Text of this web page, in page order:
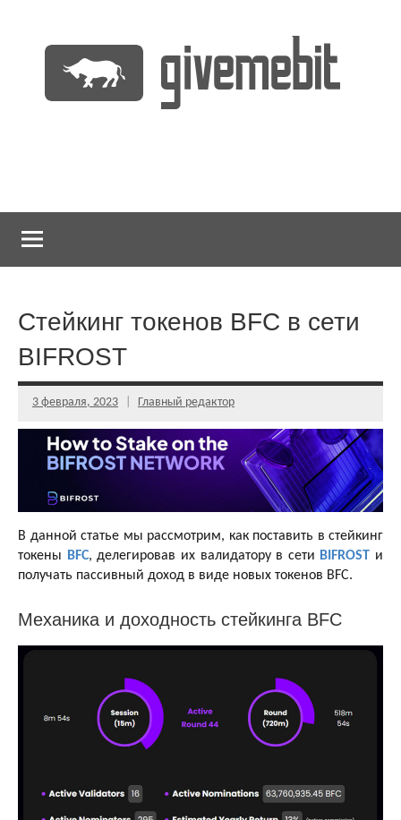
содержимому
Стейкинг токенов BFC в сети
BIFROST
3 февраля, 2023 Главный редактор
В данной статье мы рассмотрим, как поставить в стейкинг
токены
BFC, делегировав их валидатору в сети BIFROST и
получать пассивный доход в виде новых токенов BFC.
Механика и доходность стейкинга BFC